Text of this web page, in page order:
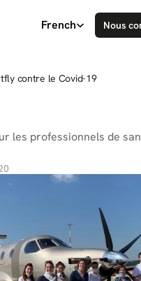
contre le Covid-19
les professionnels de
Select Language
French Nous